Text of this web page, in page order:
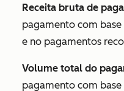
Receita bruta de
pagamento com
e no pagamentos
Volume total do
pagamento com